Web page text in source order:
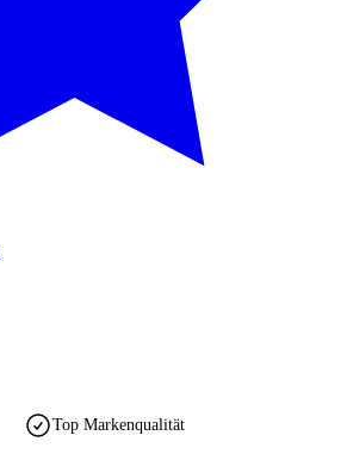
Top Markenqualität